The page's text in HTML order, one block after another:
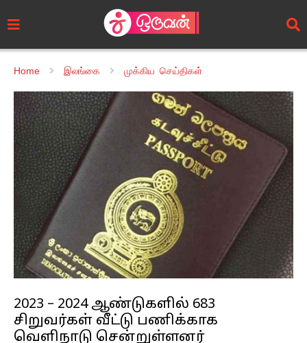
Home இலங்கை முக்கிய செய்திகள்
2023 – 2024 ஆண்டுகளில் 683
சிறுவர்கள் வீட்டு பணிக்காக
வெளிநாடு சென்றுள்ளனர்